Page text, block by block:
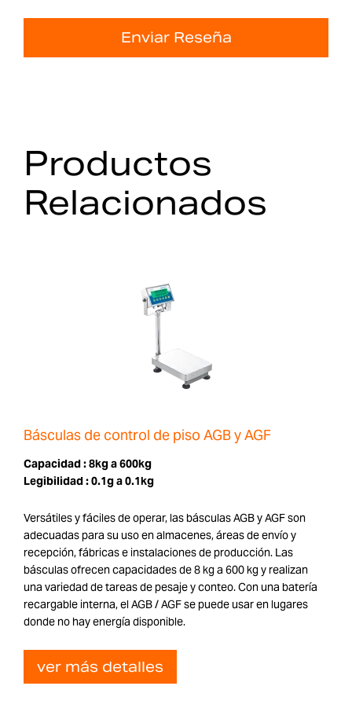
Enviar Reseña
Productos
Relacionados
Básculas de control de piso AGB y AGF
Capacidad :8kg a 600kg
Legibilidad :0.1g a 0.1kg
Versátiles y fáciles de operar, las básculas AGB y AGF son
adecuadas para su uso en almacenes, áreas de envío y
recepción, fábricas e instalaciones de producción. Las
básculas ofrecen capacidades de 8 kg a 600 kg y realizan
una variedad de tareas de pesaje y conteo. Con una batería
recargable interna, el AGB / AGF se puede usar en lugares
donde no hay energía disponible.
ver más detalles